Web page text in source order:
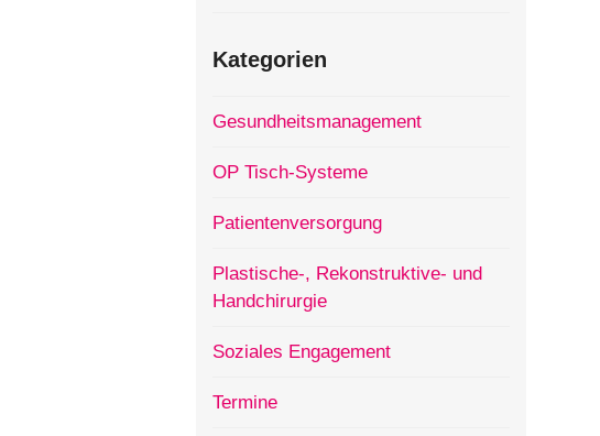
Kategorien
Gesundheitsmanagement
OP Tisch-Systeme
Patientenversorgung
Plastische-, Rekonstruktive- und
Handchirurgie
Soziales Engagement
Termine